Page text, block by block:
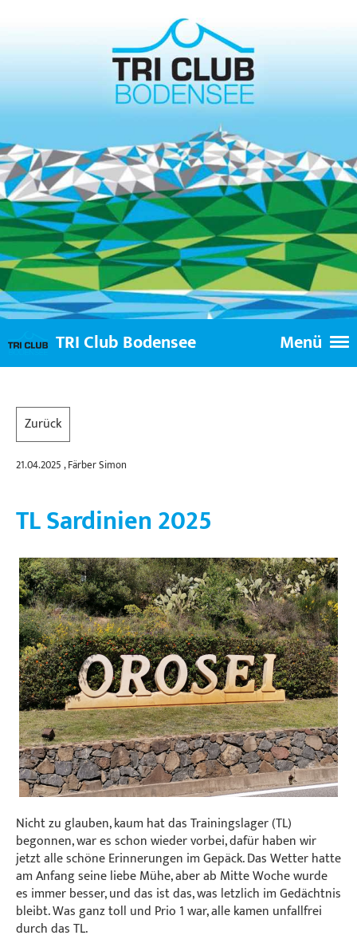
Menü
TRI Club Bodensee
Zurück
21.04.2025, Färber Simon
TL Sardinien 2025
Nicht zu glauben, kaum hat das Trainingslager (TL)
begonnen, war es schon wieder vorbei, dafür haben wir
jetzt alle schöne Erinnerungen im Gepäck. Das Wetter hatte
am Anfang seine liebe Mühe, aber ab Mitte Woche wurde
es immer besser, und das ist das, was letzlich im Gedächtnis
bleibt. Was ganz toll und Prio 1 war, alle kamen unfallfrei
durch das TL.